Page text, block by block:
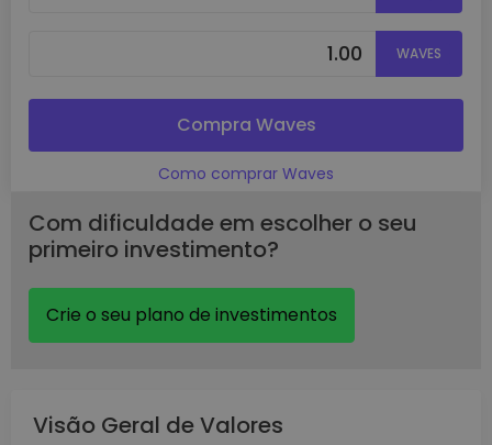
WAVES
Compra Waves
Como comprar Waves
Com dificuldade em escolher o seu
primeiro investimento?
Crie o seu plano de investimentos
Visão Geral de Valores